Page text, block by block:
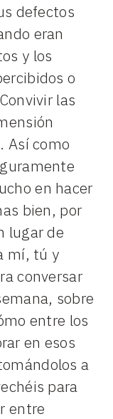
defectos
eran
y los
o
las
Así como
en hacer
bien, por
lugar de
mí, tú y
conversar
sobre
entre los
en esos
a
para
entre